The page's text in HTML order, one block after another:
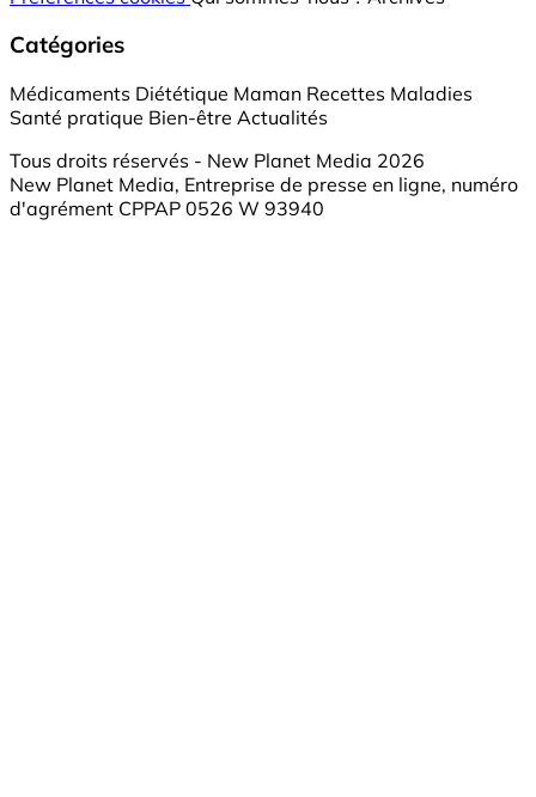
Catégories
Médicaments Diététique Maman Recettes Maladies
Santé pratique Bien-être Actualités
Tous droits réservés - New Planet Media 2026
New Planet Media, Entreprise de presse en ligne, numéro
d'agrément CPPAP 0526 W 93940